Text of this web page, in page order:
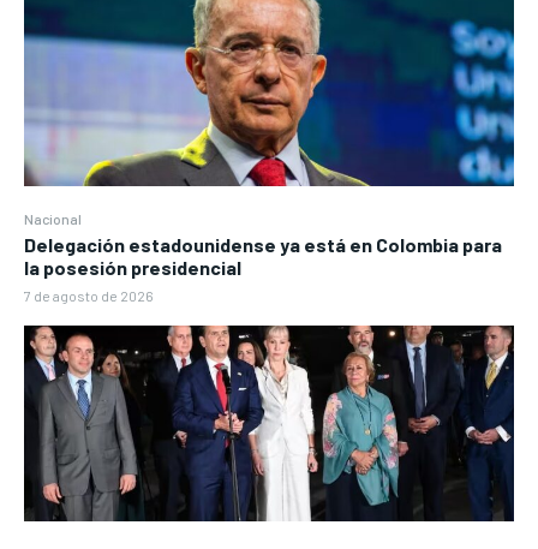
Nacional
Delegación estadounidense ya está en Colombia para
la posesión presidencial
7 de agosto de 2026